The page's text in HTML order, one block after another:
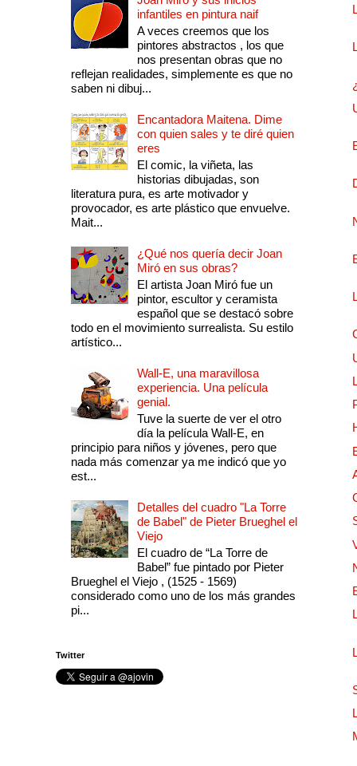
infantiles en pintura naif
A veces creemos que los
pintores abstractos , los que
nos presentan obras que no
reflejan realidades, simplemente es que no
saben ni dibuj...
Encantadora Maitena. Dime
con quien sales y te diré quien
eres
El comic, la viñeta, las
historias dibujadas, son
literatura pura, es arte motivador y
provocador, es arte plástico que envuelve.
Mait...
¿Qué nos quería decir Joan
Miró en sus obras?
El artista Joan Miró fue un
pintor, escultor y ceramista
español que se destacó sobre
todo en el movimiento surrealista. Su estilo
artístico...
Wall-E, una maravillosa
experiencia. Una película
genial.
Tuve la suerte de ver el otro
día la película Wall-E, en
principio para niños y jóvenes, pero que
nada más comenzar ya me indicó que yo
est...
Detalles del cuadro "La Torre
de Babel" de Pieter Brueghel el
Viejo
El cuadro de “La Torre de
Babel” fue pintado por Pieter
Brueghel el Viejo , (1525 - 1569)
considerado como uno de los más grandes
pi...
Twitter